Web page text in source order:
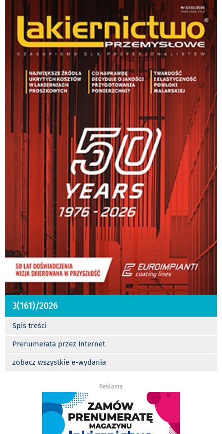
3(161)/2026
Spis treści
Prenumerata przez Internet
zobacz wszystkie e-wydania
Reklama